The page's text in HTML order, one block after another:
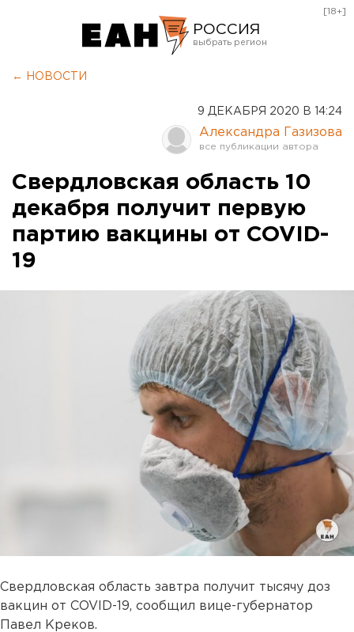
РОССИЯ
Оренбург
[18+]
← НОВОСТИ
9 ДЕКАБРЯ 2020 В 14:24
Александра Газизова
Свердловская область 10
декабря получит первую
партию вакцины от COVID-
19
Свердловская область завтра получит тысячу доз
вакцин от COVID-19, сообщил вице-губернатор
Павел Креков.